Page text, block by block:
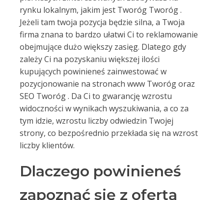
rynku lokalnym, jakim jest Tworóg Tworóg .
Jeżeli tam twoja pozycja będzie silna, a Twoja
firma znana to bardzo ułatwi Ci to reklamowanie
obejmujące dużo większy zasięg. Dlatego gdy
zależy Ci na pozyskaniu większej ilości
kupujących powinieneś zainwestować w
pozycjonowanie na stronach www Tworóg oraz
SEO Tworóg . Da Ci to gwarancję wzrostu
widoczności w wynikach wyszukiwania, a co za
tym idzie, wzrostu liczby odwiedzin Twojej
strony, co bezpośrednio przekłada się na wzrost
liczby klientów.
Dlaczego powinieneś
zapoznać się z ofertą